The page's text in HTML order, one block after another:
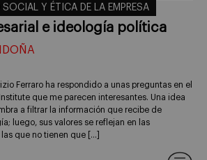
SOCIAL Y ÉTICA DE LA EMPRESA
e ideología política
Ferraro ha respondido a unas preguntas en el
que me parecen interesantes. Una idea
a filtrar la información que recibe de
luego, sus valores se reflejan en las
que no tienen que […]